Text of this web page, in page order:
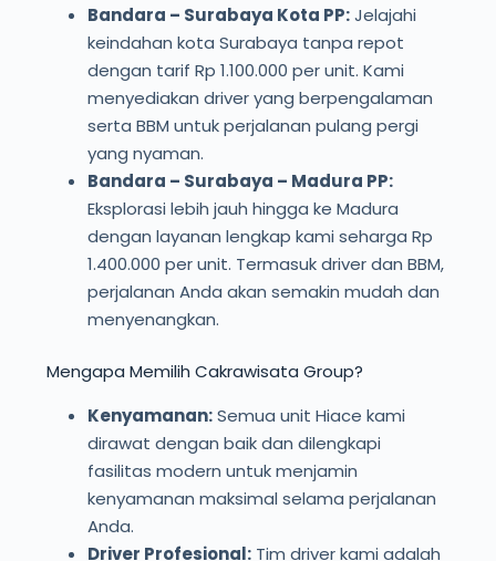
Bandara – Surabaya Kota PP:Jelajahi
keindahan kota Surabaya tanpa repot
dengan tarif Rp 1.100.000 per unit. Kami
menyediakan driver yang berpengalaman
serta BBM untuk perjalanan pulang pergi
yang nyaman.
Bandara – Surabaya – Madura PP:
Eksplorasi lebih jauh hingga ke Madura
dengan layanan lengkap kami seharga Rp
1.400.000 per unit. Termasuk driver dan BBM,
perjalanan Anda akan semakin mudah dan
menyenangkan.
Mengapa Memilih Cakrawisata Group?
Kenyamanan:Semua unit Hiace kami
dirawat dengan baik dan dilengkapi
fasilitas modern untuk menjamin
kenyamanan maksimal selama perjalanan
Anda.
Driver Profesional: Tim driver kami adalah